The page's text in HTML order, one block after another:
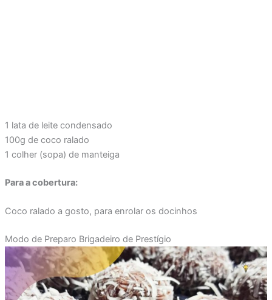
1 lata de leite condensado
100g de coco ralado
1 colher (sopa) de manteiga
Para a cobertura:
Coco ralado a gosto, para enrolar os docinhos
Modo de Preparo Brigadeiro de Prestígio